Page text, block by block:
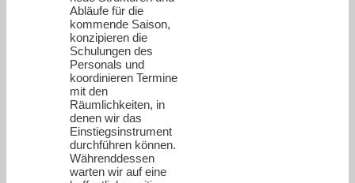
Abläufe für die
kommende Saison,
konzipieren die
Schulungen des
Personals und
koordinieren Termine
mit den
Räumlichkeiten, in
denen wir das
Einstiegsinstrument
durchführen können.
Währenddessen
warten wir auf eine